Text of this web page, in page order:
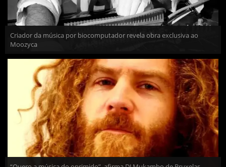
Criador da música por biocomputador revela obra exclusiva ao
Moozyca